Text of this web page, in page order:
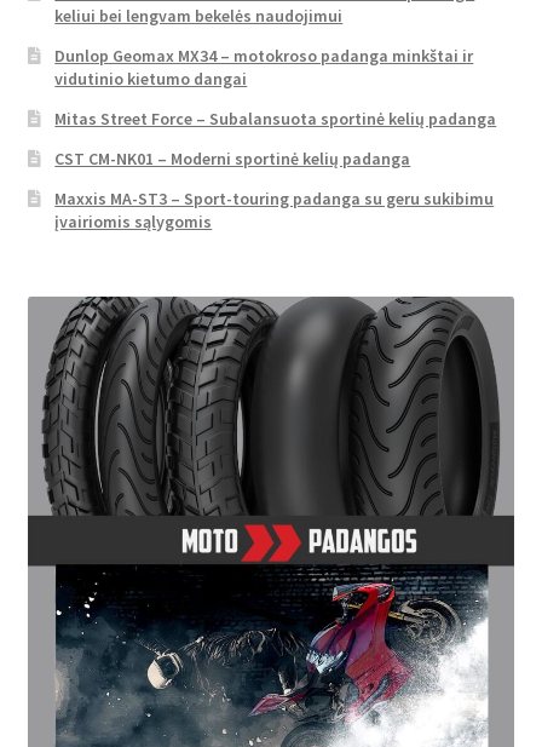
keliui bei lengvam bekelės naudojimui
Dunlop Geomax MX34 – motokroso padanga minkštai ir
vidutinio kietumo dangai
Mitas Street Force – Subalansuota sportinė kelių padanga
CST CM-NK01 – Moderni sportinė kelių padanga
Maxxis MA-ST3 – Sport-touring padanga su geru sukibimu
įvairiomis sąlygomis